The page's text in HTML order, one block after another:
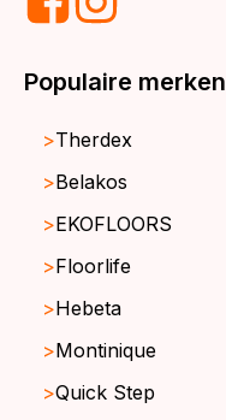
Populaire merken
Therdex
Belakos
EKOFLOORS
Floorlife
Hebeta
Montinique
Quick Step